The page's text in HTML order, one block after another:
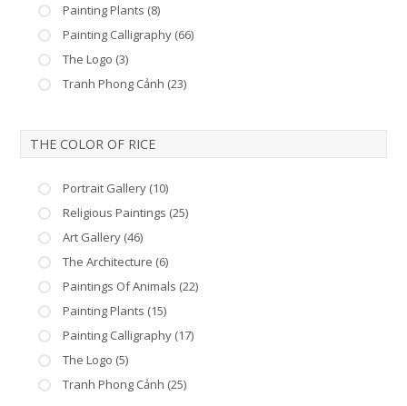
Painting Plants (8)
Painting Calligraphy (66)
The Logo (3)
Tranh Phong Cảnh (23)
THE COLOR OF RICE
Portrait Gallery (10)
Religious Paintings (25)
Art Gallery (46)
The Architecture (6)
Paintings Of Animals (22)
Painting Plants (15)
Painting Calligraphy (17)
The Logo (5)
Tranh Phong Cảnh (25)